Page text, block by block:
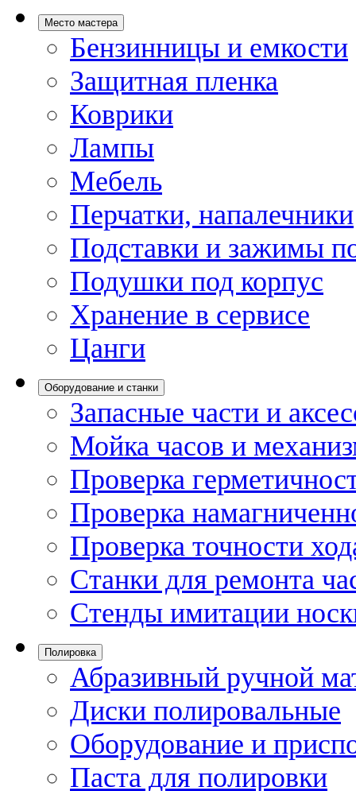
Место мастера
Бензинницы и емкости
Защитная пленка
Коврики
Лампы
Мебель
Перчатки, напалечники
Подставки и зажимы
Подушки под корпус
Хранение в сервисе
Цанги
Оборудование и станки
Запасные части и
Мойка часов и
Проверка
Проверка
Проверка точности
Станки для ремонта
Стенды имитации
Полировка
Абразивный ручной
Диски полировальные
Оборудование и
Паста для полировки